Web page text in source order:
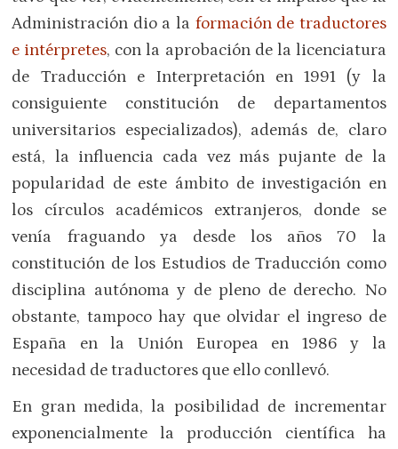
Administración dio a la formación de traductores
e intérpretes, con la aprobación de la licenciatura
de Traducción e Interpretación en 1991 (y la
consiguiente constitución de departamentos
universitarios especializados), además de, claro
está, la influencia cada vez más pujante de la
popularidad de este ámbito de investigación en
los círculos académicos extranjeros, donde se
venía fraguando ya desde los años 70 la
constitución de los Estudios de Traducción como
disciplina autónoma y de pleno de derecho. No
obstante, tampoco hay que olvidar el ingreso de
España en la Unión Europea en 1986 y la
necesidad de traductores que ello conllevó.
En gran medida, la posibilidad de incrementar
exponencialmente la producción científica ha